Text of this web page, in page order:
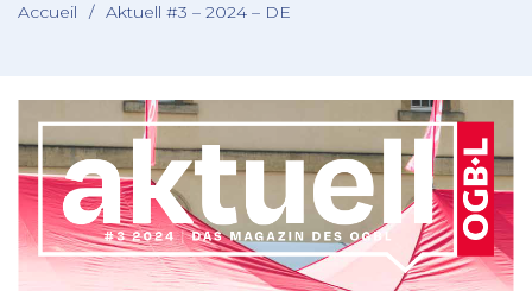
Accueil / Aktuell #3 – 2024 – DE